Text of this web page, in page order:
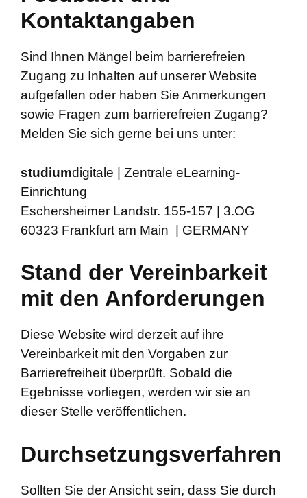
Kontaktangaben
Sind Ihnen Mängel beim barrierefreien
Zugang zu Inhalten auf unserer Website
aufgefallen oder haben Sie Anmerkungen
sowie Fragen zum barrierefreien Zugang?
Melden Sie sich gerne bei uns unter:
studiumdigitale | Zentrale eLearning-
Einrichtung
Eschersheimer Landstr. 155-157 | 3.OG
60323 Frankfurt am Main | GERMANY
Stand der Vereinbarkeit
mit den Anforderungen
Diese Website wird derzeit auf ihre
Vereinbarkeit mit den Vorgaben zur
Barrierefreiheit überprüft. Sobald die
Egebnisse vorliegen, werden wir sie an
dieser Stelle veröffentlichen.
Durchsetzungsverfahren
Sollten Sie der Ansicht sein, dass Sie durch